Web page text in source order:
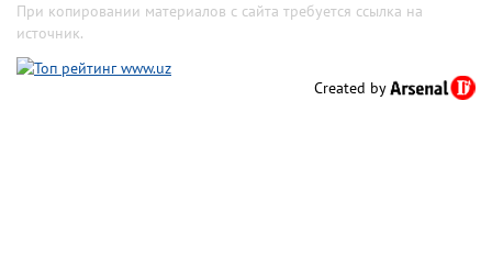
При копировании материалов с сайта требуется ссылка на
источник.
Created by